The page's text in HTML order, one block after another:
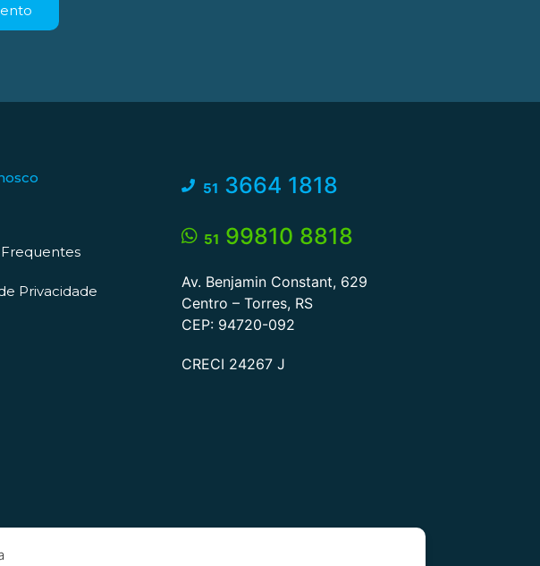
Privacidade
51 3664 1818
51 99810 8818
Av. Benjamin Constant, 629
Centro – Torres, RS
CEP: 94720-092
CRECI 24267 J